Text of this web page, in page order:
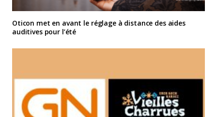
Oticon met en avant le réglage à distance des aides
auditives pour l’été